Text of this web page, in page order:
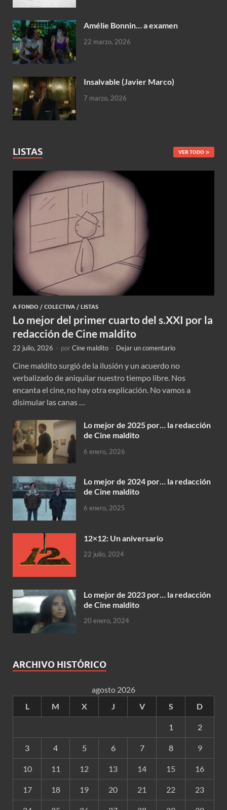
Amélie Bonnin… a examen
22 marzo, 2026
Insalvable (Javier Marco)
7 marzo, 2026
LISTAS VER TODO
A FONDO / COLECTIVA / LISTAS
Lo mejor del primer cuarto del s.XXI por la
redacción de Cine maldito
22 julio, 2026 - porCine maldito - Dejar un comentario
Cine maldito surgió de la ilusión y un acuerdo no
verbalizado de aniquilar nuestro tiempo libre. Nos
encanta el cine, no hay otra explicación. No vamos a
disimular las canas …
Lo mejor de 2025 por… la redacción
de Cine maldito
6 enero, 2026
Lo mejor de 2024 por… la redacción
de Cine maldito
6 enero, 2025
12×12: Un aniversario
22 julio, 2024
Lo mejor de 2023 por… la redacción
de Cine maldito
20 enero, 2024
ARCHIVO HISTÓRICO
agosto 2026
L
M X J V S D
1 2
3 4 5 6 7 8 9
10 11 12 13 14 15 16
17 18 19 20 21 22 23